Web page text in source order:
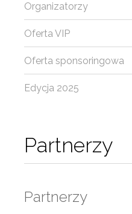
Partnerzy
Partnerzy
Organizatorzy
Oferta VIP
Oferta sponsoringowa
Edycja 2025